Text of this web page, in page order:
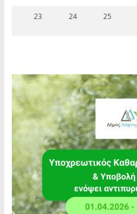
23 24 25